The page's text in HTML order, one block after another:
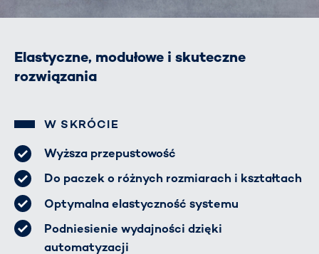
Elastyczne, modułowe i skuteczne
rozwiązania
W SKRÓCIE
Wyższa przepustowość
Do paczek o różnych rozmiarach i kształtach
Optymalna elastyczność systemu
Podniesienie wydajności dzięki
automatyzacji